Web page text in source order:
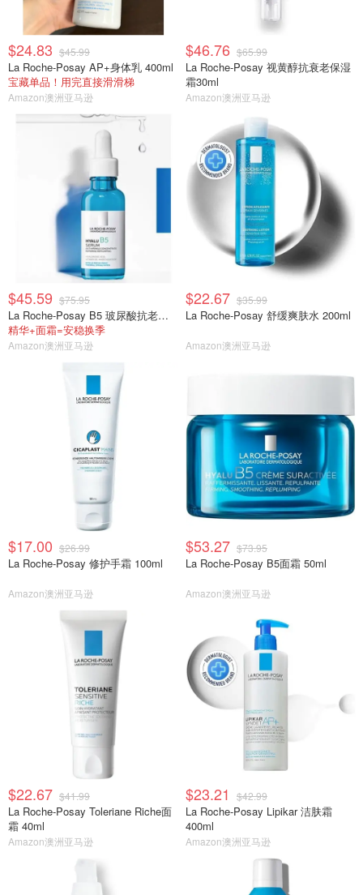
$24.83 $45.99
La Roche-Posay AP+身体乳 400ml
宝藏单品！用完直接滑滑梯
Amazon澳洲亚马逊
$46.76 $65.99
La Roche-Posay 视黄醇抗衰老保湿
霜30ml
Amazon澳洲亚马逊
$45.59 $75.95
La Roche-Posay B5 玻尿酸抗老精华 30ml
精华+面霜=安稳换季
Amazon澳洲亚马逊
$22.67 $35.99
La Roche-Posay 舒缓爽肤水 200ml
Amazon澳洲亚马逊
$17.00 $26.99
La Roche-Posay 修护手霜 100ml
Amazon澳洲亚马逊
$53.27 $73.95
La Roche-Posay B5面霜 50ml
Amazon澳洲亚马逊
$22.67 $41.99
La Roche-Posay Toleriane Riche面
霜 40ml
Amazon澳洲亚马逊
$23.21 $42.99
La Roche-Posay Lipikar 洁肤霜
400ml
Amazon澳洲亚马逊